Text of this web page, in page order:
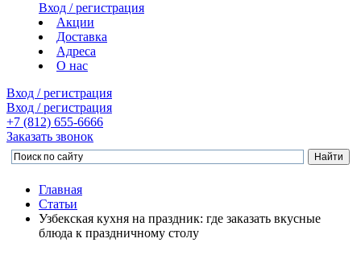
Вход / регистрация
Акции
Доставка
Адреса
О нас
Вход / регистрация
Вход / регистрация
+7 (812) 655-6666
Заказать звонок
Главная
Статьи
Узбекская кухня на праздник: где заказать вкусные
блюда к праздничному столу